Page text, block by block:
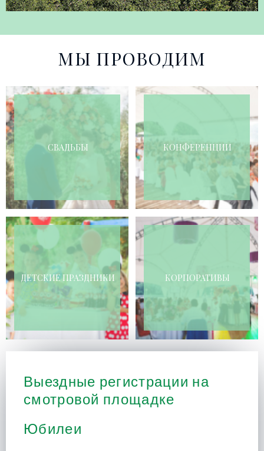
МЫ ПРОВОДИМ
СВАДЬБЫ КОНФЕРЕНЦИИ
ДЕТСКИЕ ПРАЗДНИКИ КОРПОРАТИВЫ
Выездные регистрации на
смотровой площадке
Юбилеи